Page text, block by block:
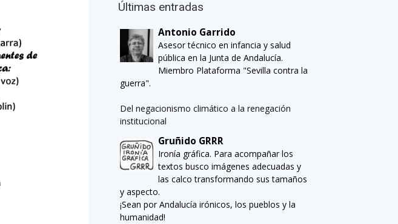
Últimas entradas
Antonio Garrido
Asesor técnico en infancia y salud
pública en la Junta de Andalucía.
Miembro Plataforma "Sevilla contra la
guerra".
Del negacionismo climático a la renegación
institucional
Gruñido GRRR
Ironía gráfica. Para acompañar los
textos busco imágenes adecuadas y
las calco transformando sus tamaños
y aspecto.
¡Sean por Andalucía irónicos, los pueblos y la
humanidad!